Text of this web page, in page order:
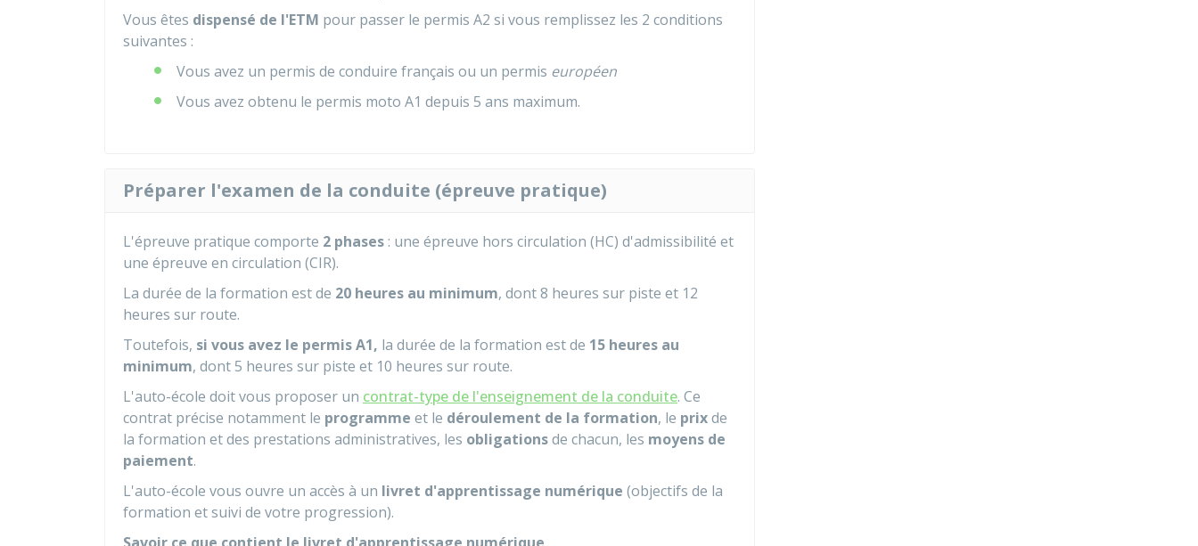
Vous êtes dispensé de l'ETM pour passer le permis A2 si vous remplissez les 2 conditions
suivantes :
Vous avez un permis de conduire français ou un permis européen
Vous avez obtenu le permis moto A1 depuis 5 ans maximum.
​Préparer l'examen de la conduite (épreuve pratique)​
L'épreuve pratique comporte 2 phases : une épreuve hors circulation (HC) d'admissibilité et
une épreuve en circulation (CIR).
La durée de la formation est de 20 heures au minimum, dont 8 heures sur piste et 12
heures sur route.
Toutefois, si vous avez le permis A1, la durée de la formation est de 15 heures au
minimum, dont 5 heures sur piste et 10 heures sur route.
L'auto-école doit vous proposer un contrat-type de l'enseignement de la conduite. Ce
contrat précise notamment le programme et le déroulement de la formation, le prixde
la formation et des prestations administratives, les obligationsde chacun, les moyens de
paiement.
L'auto-école vous ouvre un accès à un livret d'apprentissage numérique (objectifs de la
formation et suivi de votre progression).